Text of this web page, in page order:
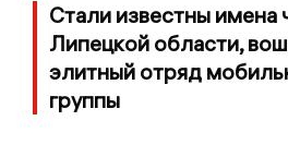
Стали известны имена
Липецкой области,
элитный отряд
группы